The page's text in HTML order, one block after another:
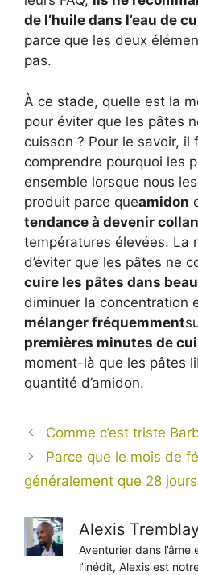
de l’huile dans l’eau de
parce que les deux
pas.
À ce stade, quelle est la
pour éviter que les pâtes
cuisson ? Pour le savoir, il
comprendre pourquoi les
ensemble lorsque nous
produit parce queamidon
tendance à devenir
températures élevées. La
d’éviter que les pâtes ne
cuire les pâtes dans
diminuer la concentration
mélanger fréquemment
premières minutes de
moment-là que les pâtes
quantité d’amidon.
Comme c’est triste
Parce que le mois de
généralement que 28 jours
Alexis
Aventurier dans
l’inédit, Alexis est